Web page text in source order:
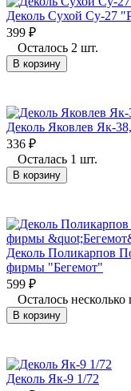
Деколь Сухой Су-27
399 ₽
Осталось 2 шт.
В корзину
Деколь Яковлев Як-
336 ₽
Осталась 1 шт.
В корзину
Деколь Поликарпов
фирмы "Бегемот"
599 ₽
Осталось несколько
В корзину
Деколь Як-9 1/72